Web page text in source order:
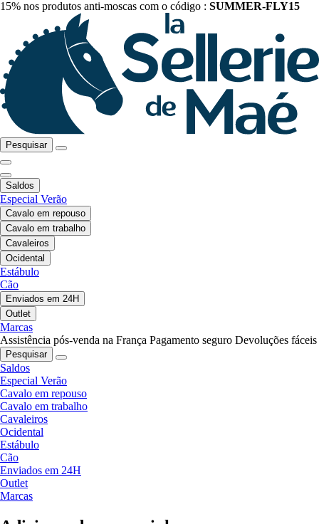
15% nos produtos anti-moscas com o código : SUMMER-FLY15
Pesquisar
Saldos
Especial Verão
Cavalo em repouso
Cavalo em trabalho
Cavaleiros
Ocidental
Estábulo
Cão
Enviados em 24H
Outlet
Marcas
Assistência pós-venda na França Pagamento seguro Devoluções fáceis
Pesquisar
Saldos
Especial Verão
Cavalo em repouso
Cavalo em trabalho
Cavaleiros
Ocidental
Estábulo
Cão
Enviados em 24H
Outlet
Marcas